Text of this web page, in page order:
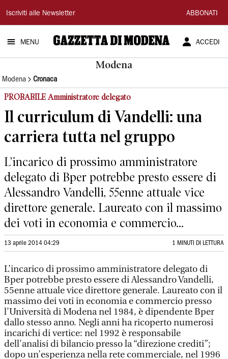
Gazzetta
di
Modena
Iscriviti alle Newsletter ABBONATI
MENU ACCEDI
Modena
Modena Cronaca
PROBABILE Amministratore delegato
Il curriculum di Vandelli: una
carriera tutta nel gruppo
L’incarico di prossimo amministratore
delegato di Bper potrebbe presto essere di
Alessandro Vandelli, 55enne attuale vice
direttore generale. Laureato con il massimo
dei voti in economia e commercio...
13 aprile 2014 04:29 1 MINUTI DI LETTURA
L’incarico di prossimo amministratore delegato di
Bper potrebbe presto essere di Alessandro Vandelli,
55enne attuale vice direttore generale. Laureato con il
massimo dei voti in economia e commercio presso
l'Università di Modena nel 1984, è dipendente Bper
dallo stesso anno. Negli anni ha ricoperto numerosi
incarichi di vertice: nel 1992 è responsabile
dell'analisi di bilancio presso la “direzione crediti”;
dopo un’esperienza nella rete commerciale, nel 1996